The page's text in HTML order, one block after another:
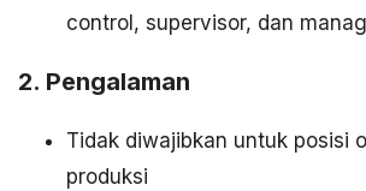
control, supervisor, dan
2. Pengalaman
Tidak diwajibkan untuk posisi
produksi